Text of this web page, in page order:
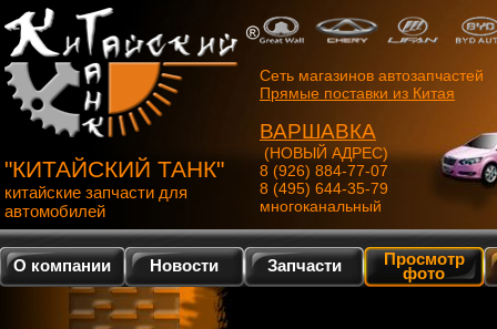
"КИТАЙСКИЙ ТАНК"
китайские запчасти для
автомобилей
Сеть магазинов автозапчастей
Прямые поставки из Китая
ВАРШАВКА
(НОВЫЙ АДРЕС)
8 (926) 884-77-07
8 (495) 644-35-79
многоканальный
О компании Новости Запчасти Просмотр
фото